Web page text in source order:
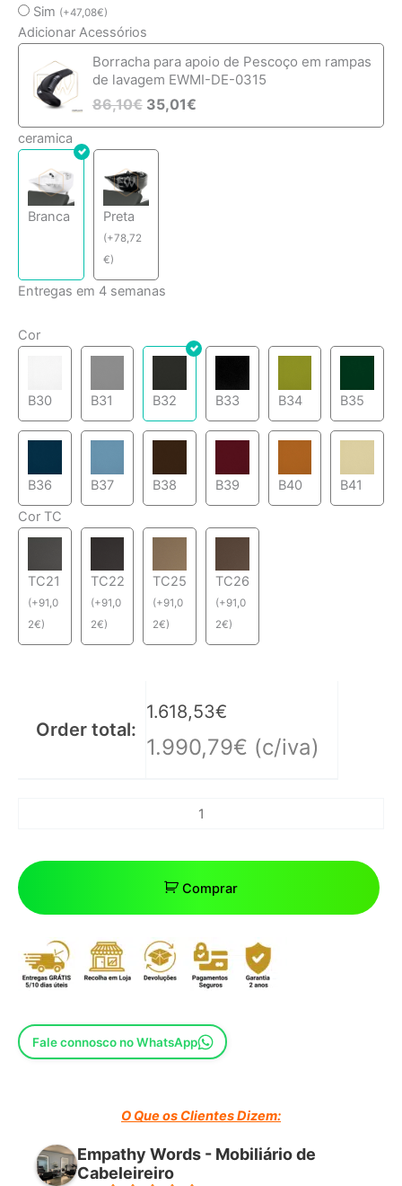
Sim (+47,08€)
Adicionar Acessórios
Borracha para apoio de Pescoço em rampas
de lavagem EWMI-DE-0315
86,10€ 35,01€
ceramica
Branca Preta
(+78,72
€)
Entregas em 4 semanas
Cor
B30 B31 B32 B33 B34 B35
B36 B37 B38 B39 B40
B41
Cor TC
TC21
(+91,0
2€)
TC22
(+91,0
2€)
TC25
(+91,0
2€)
TC26
(+91,0
2€)
Order total:
1.618,53€
1.990,79€ (c/iva)
Comprar
Fale connosco no WhatsApp
O Que os Clientes Dizem:
Empathy Words - Mobiliário de
Cabeleireiro